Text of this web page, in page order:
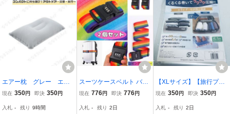
エアー枕 グレー エア
ピロー アウトドア コ
VC素材 キャンプ 旅
現在 350円 即決 350円
入札 - 残り 9時間
スーツケースベルト バン
ドレインボー ２本 盗難防
リー
現在 776円 即決 776円
入札 - 残り 2日
【XLサイズ】【旅行プロ
ｘ収納プロW監修】圧縮
フ設計!!』 衣類圧縮袋 衣
現在 350円 即決 350円
入札 - 残り 2日